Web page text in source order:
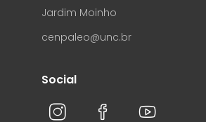
Jardim Moinho
cenpaleo@unc.br
Social